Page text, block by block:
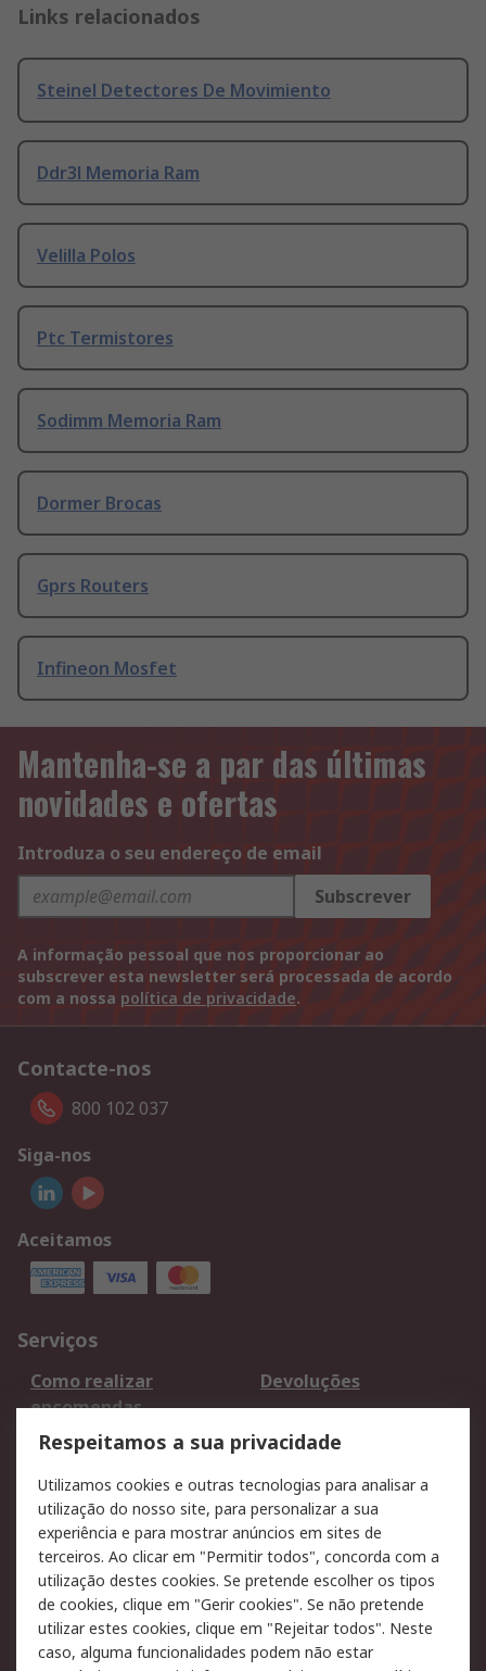
Links relacionados
Steinel Detectores De Movimiento
Ddr3l Memoria Ram
Velilla Polos
Ptc Termistores
Sodimm Memoria Ram
Dormer Brocas
Gprs Routers
Infineon Mosfet
Mantenha-se a par das últimas
novidades e ofertas
Introduza o seu endereço de email
Subscrever
A informação pessoal que nos proporcionar ao
subscrever esta newsletter será processada de acordo
com a nossa política de privacidade.
Contacte-nos
800 102 037
Siga-nos
Aceitamos
Serviços
Como realizar
encomendas
Devoluções
Formas de entrega
Qualidade e ambiente
Pagamento e
faturação
Legal
Aviso legal
Política de cookies
Política de privacidade
Segurança de emails
Respeitamos a sua privacidade
Utilizamos cookies e outras tecnologias para analisar a
utilização do nosso site, para personalizar a sua
experiência e para mostrar anúncios em sites de
terceiros. Ao clicar em "Permitir todos", concorda com a
utilização destes cookies. Se pretende escolher os tipos
de cookies, clique em "Gerir cookies". Se não pretende
utilizar estes cookies, clique em "Rejeitar todos". Neste
caso, alguma funcionalidades podem não estar